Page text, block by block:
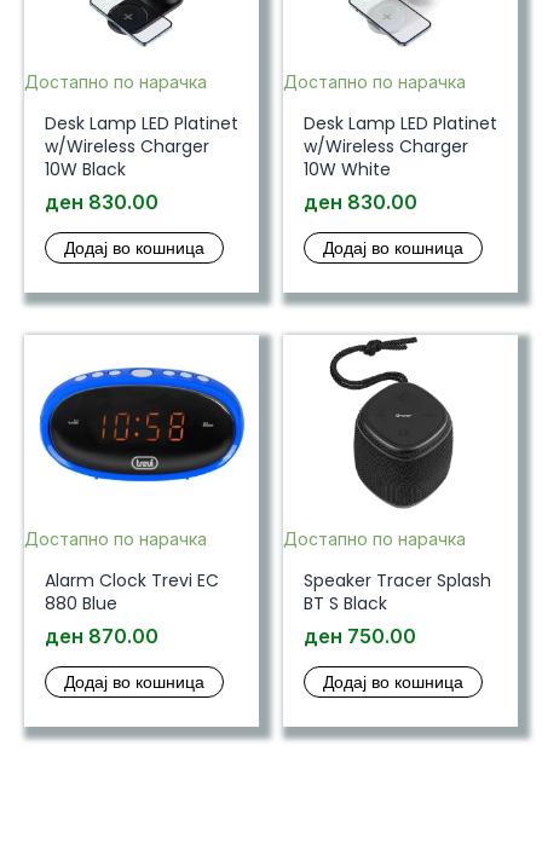
Достапно по нарачка
Desk Lamp LED Platinet
w/Wireless Charger
10W Black
ден 830.00
Додај во кошница
Достапно по нарачка
Desk Lamp LED Platinet
w/Wireless Charger
10W White
ден 830.00
Додај во кошница
Достапно по нарачка
Alarm Clock Trevi EC
880 Blue
ден 870.00
Додај во кошница
Достапно по нарачка
Speaker Tracer Splash
BT S Black
ден 750.00
Додај во кошница